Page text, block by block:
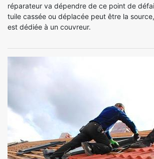
réparateur va dépendre de ce point de
tuile cassée ou déplacée peut être la
est dédiée à un couvreur.